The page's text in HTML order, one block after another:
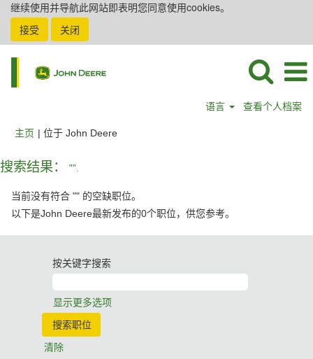
继续使用并导航此网站即表明您同意使用cookies。
接受
关闭
语言 查看个人档案
主页 | 位于 John Deere（当
搜索结果： "".
当前没有符合 "" 的空缺职位。
以下是John Deere最新发布的0个职位，供您参考。
按关键字搜索
显示更多选项
清除